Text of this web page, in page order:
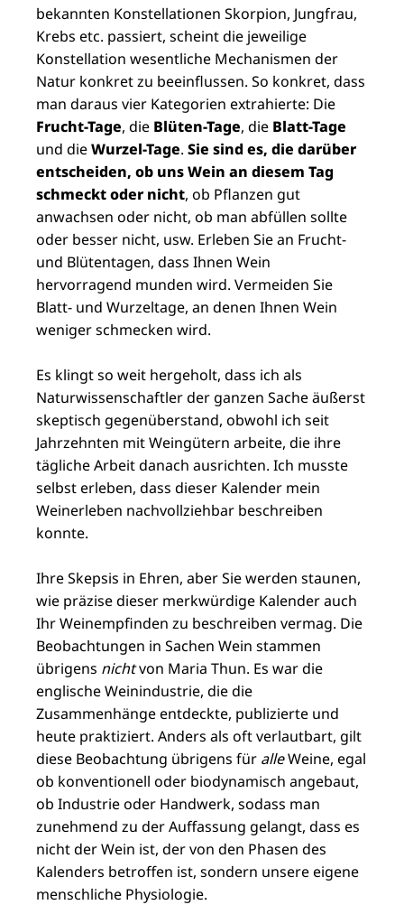
bekannten Konstellationen Skorpion, Jungfrau,
Krebs etc. passiert, scheint die jeweilige
Konstellation wesentliche Mechanismen der
Natur konkret zu beeinflussen. So konkret, dass
man daraus vier Kategorien extrahierte: Die
Frucht-Tage, die Blüten-Tage, die Blatt-Tage
und dieWurzel-Tage. Sie sind es, die darüber
entscheiden, ob uns Wein an diesem Tag
schmeckt oder nicht, ob Pflanzen gut
anwachsen oder nicht, ob man abfüllen sollte
oder besser nicht, usw. Erleben Sie an Frucht-
und Blütentagen, dass Ihnen Wein
hervorragend munden wird. Vermeiden Sie
Blatt- und Wurzeltage, an denen Ihnen Wein
weniger schmecken wird.
Es klingt so weit hergeholt, dass ich als
Naturwissenschaftler der ganzen Sache äußerst
skeptisch gegenüberstand, obwohl ich seit
Jahrzehnten mit Weingütern arbeite, die ihre
tägliche Arbeit danach ausrichten. Ich musste
selbst erleben, dass dieser Kalender mein
Weinerleben nachvollziehbar beschreiben
konnte.
Ihre Skepsis in Ehren, aber Sie werden staunen,
wie präzise dieser merkwürdige Kalender auch
Ihr Weinempfinden zu beschreiben vermag. Die
Beobachtungen in Sachen Wein stammen
übrigens nichtvon Maria Thun. Es war die
englische Weinindustrie, die die
Zusammenhänge entdeckte, publizierte und
heute praktiziert. Anders als oft verlautbart, gilt
diese Beobachtung übrigens für alleWeine, egal
ob konventionell oder biodynamisch angebaut,
ob Industrie oder Handwerk, sodass man
zunehmend zu der Auffassung gelangt, dass es
nicht der Wein ist, der von den Phasen des
Kalenders betroffen ist, sondern unsere eigene
menschliche Physiologie.